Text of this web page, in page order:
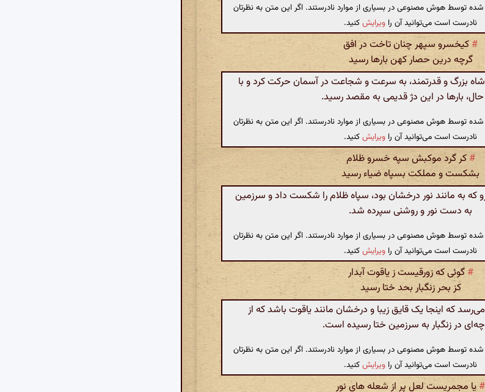
شده توسط هوش مصنوعی در بسیاری از موارد نادرستند. اگر این متن به نظرتان
نادرست است می‌توانید آن را ویرایشکنید.
# کیخسرو سپهر چنان تاخت در افق
گرچه درین حصار کهن بارها رسید
بزرگ و قدرتمند، به سرعت و شجاعت در آسمان حرکت کرد و با
بارها در این دژ قدیمی به مقصد رسید.
شده توسط هوش مصنوعی در بسیاری از موارد نادرستند. اگر این متن به نظرتان
نادرست است می‌توانید آن را ویرایشکنید.
# کر گرد موکبش سپه خسرو ظلام
بشکست و مملکت بسپاه ضیاء رسید
به مانند نور درخشان بود، سپاه ظلام را شکست داد و سرزمین
به دست نور و روشنی سپرده شد.
شده توسط هوش مصنوعی در بسیاری از موارد نادرستند. اگر این متن به نظرتان
نادرست است می‌توانید آن را ویرایشکنید.
# گوئی که زورقیست ز یاقوت آبدار
کز بحر زنگبار بحد ختا رسید
که اینجا یک قایق زیبا و درخشان مانند یاقوت باشد که از
در زنگبار به سرزمین ختا رسیده است.
شده توسط هوش مصنوعی در بسیاری از موارد نادرستند. اگر این متن به نظرتان
نادرست است می‌توانید آن را ویرایشکنید.
#یا مجمریست لعل پر از شعله های نور